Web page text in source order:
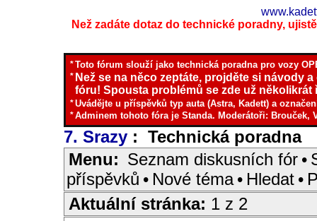
Než zadáte dotaz do technické poradny,
*Toto fórum slouží jako technická poradna pro vozy
* Než se na něco zeptáte, projděte si návody
fóru! Spousta problémů se zde už několikrát
*Uvádějte u příspěvků typ auta (Astra, Kadett) a
*Adminem tohoto fóra je Standa. Moderátoři: Brouček,
7. Srazy : Technická poradna
Menu: Seznam diskusních fór •
příspěvků • Nové téma • Hledat •
Aktuální stránka: 1 z 2